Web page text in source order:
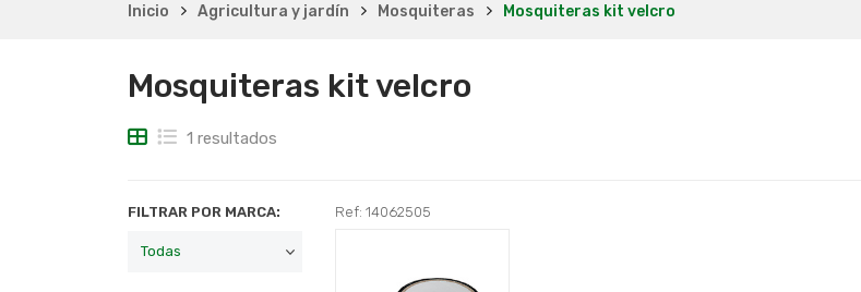
Inicio Agricultura y jardín Mosquiteras Mosquiteras kit velcro
Mosquiteras kit velcro
1 resultados
FILTRAR POR MARCA: Ref: 14062505